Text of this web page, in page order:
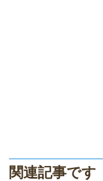
関連記事です